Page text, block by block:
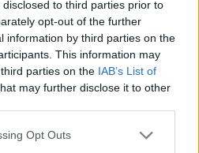
to third parties prior to
opt-out of the further
information by third parties on the
This information may
parties on the IAB’s List of
may further disclose it to other
Opt Outs
kuris ribojo
jį trinti, o ir estetinis
tad niekaip jam
pasidaryti